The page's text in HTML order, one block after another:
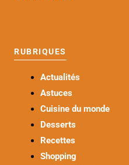
RUBRIQUES
Actualités
Astuces
Cuisine du monde
Desserts
Recettes
Shopping